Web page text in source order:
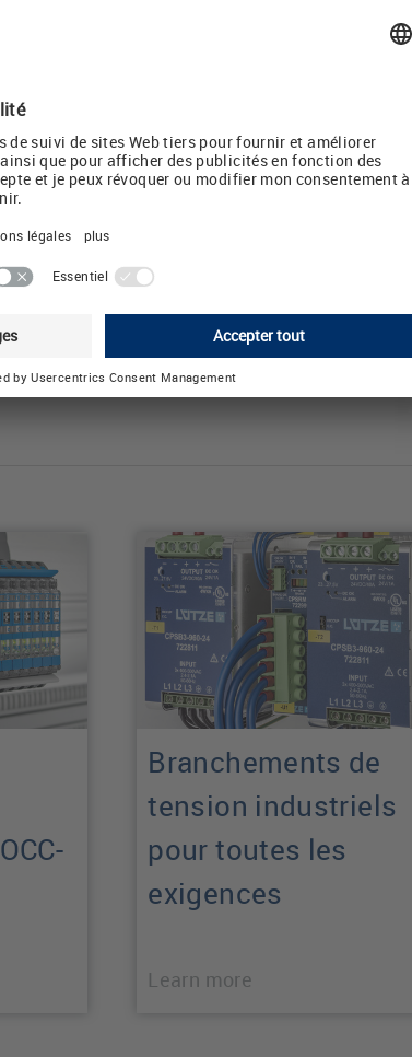
Branchements de
tension industriels
pour toutes les
exigences
Learn more